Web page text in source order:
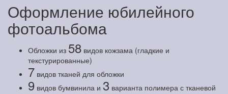
Оформление юбилейного
фотоальбома
Обложки из 58 видов кожзама (гладкие и
текстурированные)
7 видов тканей для обложки
9 видов бумвинила и 3 варианта полимера с тканевой